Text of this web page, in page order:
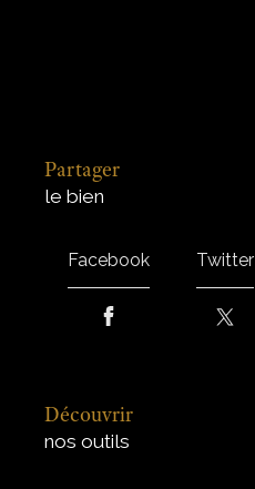
partager
le bien
Facebook Twitter
découvrir
nos outils